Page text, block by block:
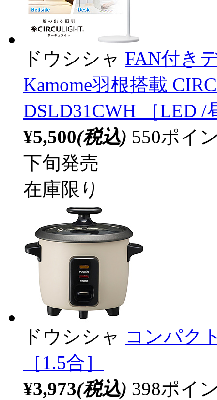
ドウシシャ FAN付き
Kamome羽根搭載
DSLD31CWH ［LED /
¥5,500(税込) 550ポイ
下旬発売
在庫限り
ドウシシャ コンパク
［1.5合］
¥3,973(税込) 398ポイ